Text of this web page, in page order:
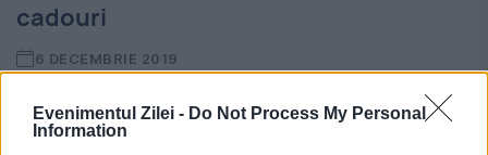
Evenimentul Zilei - Do Not Process My Personal
Information
cadouri
6 DECEMBRIE 2019
Mesaje de Sf. Nicolae. În ziua de MOŞ
NICOLAE îşi serbează ziua toţi cei pe care îi